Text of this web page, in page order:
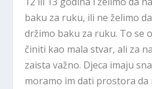
baku za ruku, ili ne želimo
držimo baku za ruku. To se
činiti kao mala stvar, ali za
zaista važno. Djeca imaju
moramo im dati prostora da